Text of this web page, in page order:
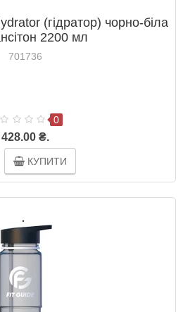
(гідратор) чорно-біла
2200 мл
701736
0
428.00 ₴.
КУПИТИ